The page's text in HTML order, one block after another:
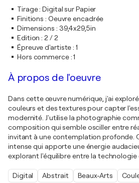
Tirage:Digital sur Papier
Finitions : Oeuvre encadrée
Dimensions : 39,4x29,5in
Edition : 2 / 2
Épreuve d'artiste:1
Hors commerce:1
À propos de l'oeuvre
Dans cette œuvre numérique, j'ai
couleurs et des textures pour capter
modernité. J'utilise la photographie
composition qui semble osciller entre
invitant à une contemplation profonde.
intense qui apporte une énergie
explorant l'équilibre entre la technologie
Digital Abstrait Beaux-Arts